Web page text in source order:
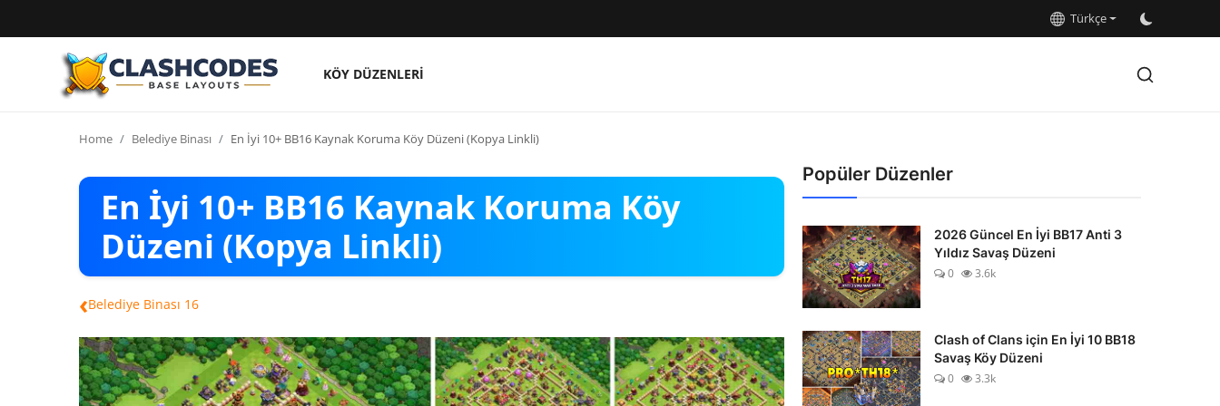
Türkçe
KÖY DÜZENLERI
Home Belediye Binası En İyi 10+ BB16 Kaynak Koruma Köy Düzeni (Kopya Linkli)
En İyi 10+ BB16 Kaynak Koruma Köy
Düzeni (Kopya Linkli)
‹Belediye Binası 16
Popüler Düzenler
2026 Güncel En İyi BB17 Anti 3
Yıldız Savaş Düzeni
0
3.6k
Clash of Clans için En İyi 10 BB18
Savaş Köy Düzeni
0
3.3k